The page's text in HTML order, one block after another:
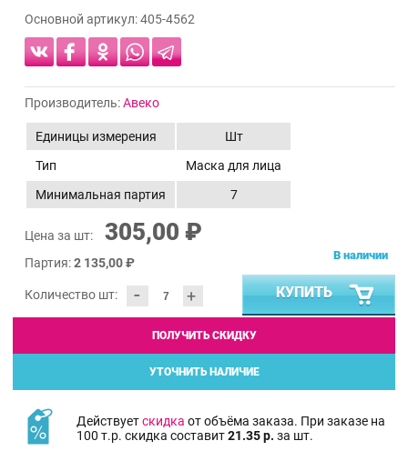
Основной артикул:405-4562
Производитель:Авеко
Единицы измерения
Шт
Тип
Маска для лица
Минимальная партия
7
Цена за шт: 305,00 ₽
Партия:2 135,00 ₽
Количество шт: - +
В наличии
КУПИТЬ
ПОЛУЧИТЬ СКИДКУ
УТОЧНИТЬ НАЛИЧИЕ
Действуетскидка от объёма заказа. При заказе на
100 т.р. скидка составит21.35 р. за шт.